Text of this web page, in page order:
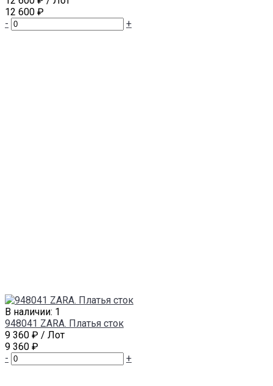
12 600 ₽
-
+
В наличии: 1
948041 ZARA. Платья сток
9 360 ₽ / Лот
9 360 ₽
-
+